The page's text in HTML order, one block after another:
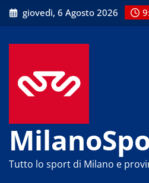
Skip
to
giovedì, 6 Agosto 2026
Tutto lo sport di Milano e